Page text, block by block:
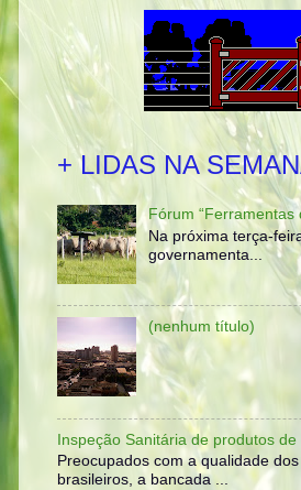
+ LIDAS NA
Fórum
Na próxima terça-
governamenta...
(nenhum título)
Inspeção Sanitária de produtos
Preocupados com a qualidade
brasileiros, a bancada ...